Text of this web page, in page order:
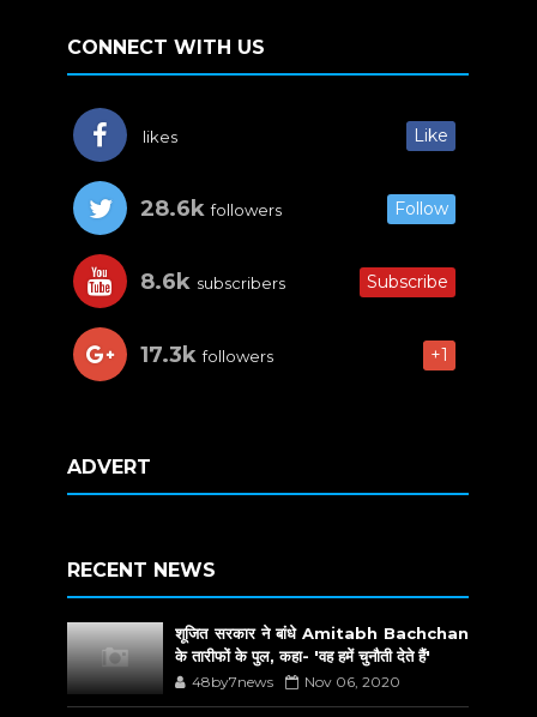
CONNECT WITH US
likes Like
28.6k followers Follow
8.6k subscribers Subscribe
17.3k followers +1
ADVERT
RECENT NEWS
शूजित सरकार ने बांधे Amitabh Bachchan
के तारीफों के पुल, कहा- 'वह हमें चुनौती देते हैं'
48by7news Nov 06, 2020